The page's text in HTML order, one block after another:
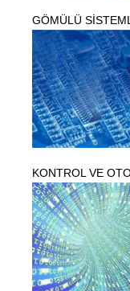
GÖMÜLÜ
KONTROL VE